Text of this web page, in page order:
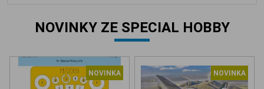
NOVINKY ZE SPECIAL HOBBY
NOVINKA NOVINKA